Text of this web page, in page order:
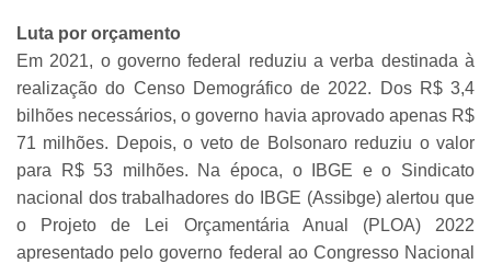
Luta por orçamento
Em 2021, o governo federal reduziu a verba destinada à
realização do Censo Demográfico de 2022. Dos R$ 3,4
bilhões necessários, o governo havia aprovado apenas R$
71 milhões. Depois, o veto de Bolsonaro reduziu o valor
para R$ 53 milhões. Na época, o IBGE e o Sindicato
nacional dos trabalhadores do IBGE (Assibge) alertou que
o Projeto de Lei Orçamentária Anual (PLOA) 2022
apresentado pelo governo federal ao Congresso Nacional